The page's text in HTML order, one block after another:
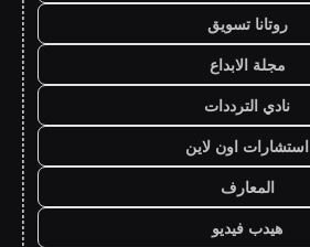
روتانا تسويق
مجلة الابداع
نادي الترددات
استشارات اون لاين
المعارف
هيدب فيديو